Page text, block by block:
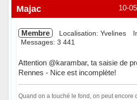
Hors ligne 10-
Majac
Membre Localisation: Yvelines
Messages: 3 441
Attention @karambar, ta saisie de
Rennes - Nice est incomplète!
Quand on a touché le fond, on peut encore